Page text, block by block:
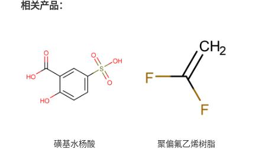
相关产品：
磺基水杨酸 聚偏氟乙烯树脂